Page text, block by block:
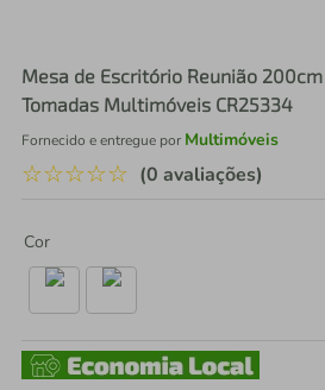
Mesa de Escritório Reunião
Tomadas Multimóveis CR25334
Fornecido e entregue por Multimóveis
☆☆☆☆☆ (0 avaliações)
Cor